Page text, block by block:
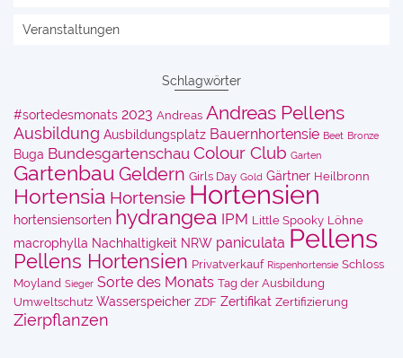
Veranstaltungen
Schlagwörter
#sortedesmonats 2023 Andreas Andreas Pellens
Ausbildung Ausbildungsplatz Bauernhortensie Beet Bronze
Buga Bundesgartenschau Colour Club Garten
Gartenbau Geldern Girls Day Gold Gärtner Heilbronn
Hortensia Hortensie Hortensien
hortensiensorten hydrangea IPM Little Spooky Löhne
macrophylla Nachhaltigkeit NRW paniculata Pellens
Pellens Hortensien Privatverkauf Rispenhortensie Schloss
Moyland Sieger Sorte des Monats Tag der Ausbildung
Umweltschutz Wasserspeicher ZDF Zertifikat Zertifizierung
Zierpflanzen